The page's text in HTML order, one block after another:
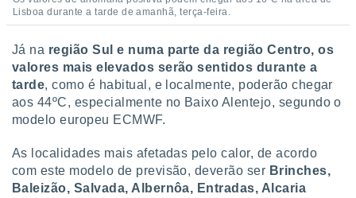
criar
medir
da
medir o
Lisboa durante a tarde de amanhã, terça-feira.
Já na região Sul e numa parte da região Centro, os
valores mais elevados serão sentidos durante a
tarde, como é habitual, e localmente, poderão chegar
aos 44ºC, especialmente no Baixo Alentejo, segundo o
modelo europeu ECMWF.
As localidades mais afetadas pelo calor, de acordo
com este modelo de previsão, deverão ser Brinches,
Baleizão, Salvada, Albernôa, Entradas, Alcaria